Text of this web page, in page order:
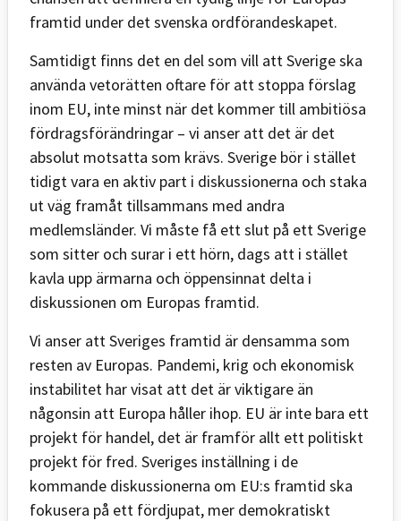
framtid under det svenska ordförandeskapet.
Samtidigt finns det en del som vill att Sverige ska
använda vetorätten oftare för att stoppa förslag
inom EU, inte minst när det kommer till ambitiösa
fördragsförändringar – vi anser att det är det
absolut motsatta som krävs. Sverige bör i stället
tidigt vara en aktiv part i diskussionerna och staka
ut väg framåt tillsammans med andra
medlemsländer. Vi måste få ett slut på ett Sverige
som sitter och surar i ett hörn, dags att i stället
kavla upp ärmarna och öppensinnat delta i
diskussionen om Europas framtid.
Vi anser att Sveriges framtid är densamma som
resten av Europas. Pandemi, krig och ekonomisk
instabilitet har visat att det är viktigare än
någonsin att Europa håller ihop. EU är inte bara ett
projekt för handel, det är framför allt ett politiskt
projekt för fred. Sveriges inställning i de
kommande diskussionerna om EU:s framtid ska
fokusera på ett fördjupat, mer demokratiskt